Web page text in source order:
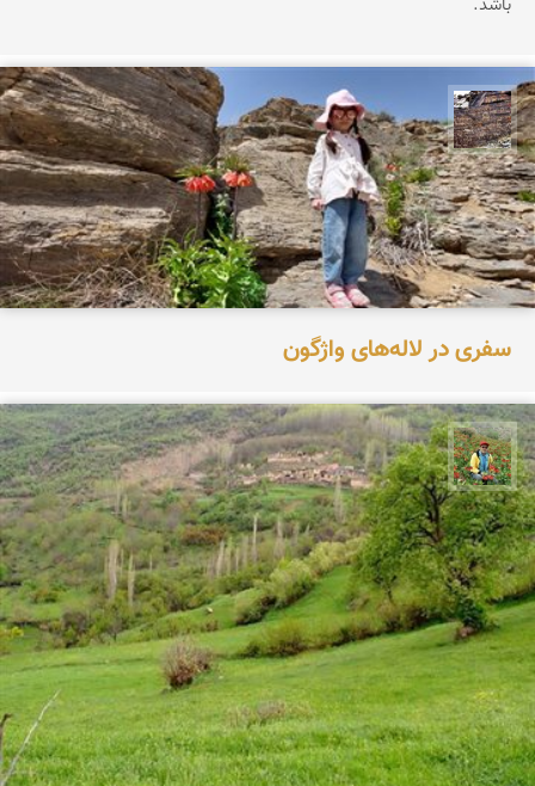
محمد ناصری فرد
سفری در لاله‌های واژگون
اسفندیار خدایی